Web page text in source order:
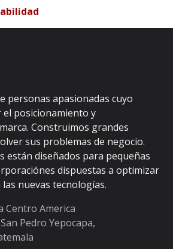
personas apasionadas cuyo
posicionamiento y
Construimos grandes
sus problemas de negocio.
están diseñados para pequeñas
dispuestas a optimizar
nuevas tecnologías.
Centro America
Pedro Yepocapa,